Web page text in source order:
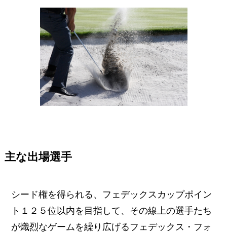
主な出場選手
シード権を得られる、フェデックスカップポイン
ト１２５位以内を目指して、その線上の選手たち
が熾烈なゲームを繰り広げるフェデックス・フォ